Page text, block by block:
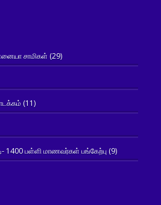
சாமிகள் (29)
(11)
1400 பள்ளி மாணவர்கள் பங்கேற்பு(9)